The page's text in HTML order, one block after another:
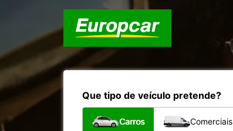
Que tipo de veículo pretende?
Carros Comerciais